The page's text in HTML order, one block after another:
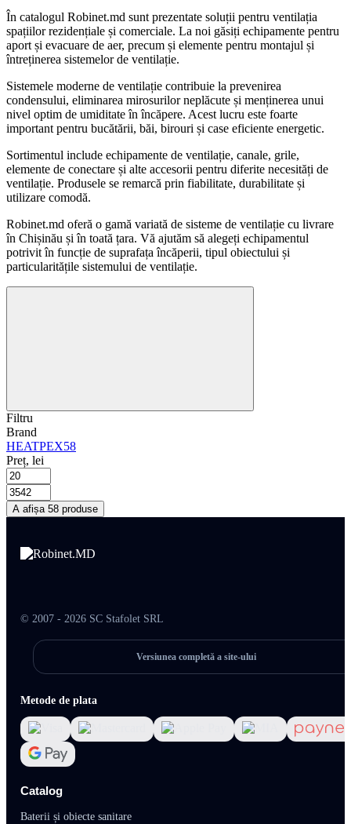
În catalogul Robinet.md sunt prezentate soluții pentru ventilația
spațiilor rezidențiale și comerciale. La noi găsiți echipamente pentru
aport și evacuare de aer, precum și elemente pentru montajul și
întreținerea sistemelor de ventilație.
Sistemele moderne de ventilație contribuie la prevenirea
condensului, eliminarea mirosurilor neplăcute și menținerea unui
nivel optim de umiditate în încăpere. Acest lucru este foarte
important pentru bucătării, băi, birouri și case eficiente energetic.
Sortimentul include echipamente de ventilație, canale, grile,
elemente de conectare și alte accesorii pentru diferite necesități de
ventilație. Produsele se remarcă prin fiabilitate, durabilitate și
utilizare comodă.
Robinet.md oferă o gamă variată de sisteme de ventilație cu livrare
în Chișinău și în toată țara. Vă ajutăm să alegeți echipamentul
potrivit în funcție de suprafața încăperii, tipul obiectului și
particularitățile sistemului de ventilație.
Filtru
Brand
HEATPEX58
Preț, lei
A afișa 58 produse
© 2007 - 2026 SC Stafolet SRL
Versiunea completă a site-ului
Metode de plata
Catalog
Baterii și obiecte sanitare